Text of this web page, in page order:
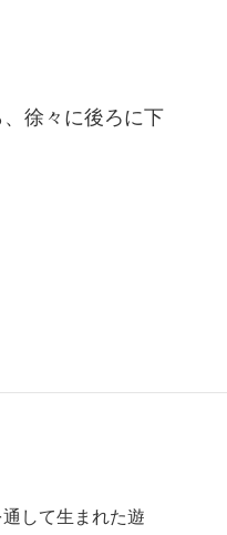
徐々に後ろに下
して生まれた遊